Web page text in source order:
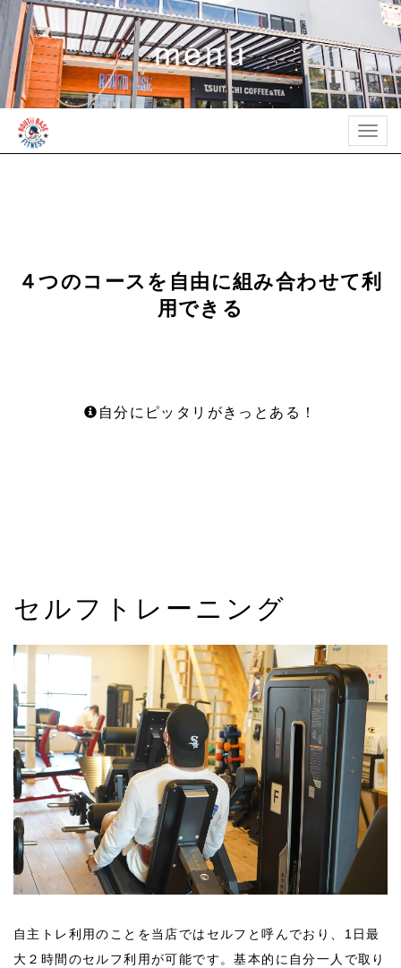
menu
４つのコースを自由に組み合わせて利
用できる
自分にピッタリがきっとある！
セルフトレーニング
自主トレ利用のことを当店ではセルフと呼んでおり、1日最
大２時間のセルフ利用が可能です。基本的に自分一人で取り